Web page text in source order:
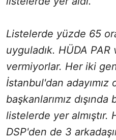
Listelerde yüzde 65
uyguladık. HÜDA
vermiyorlar. Her iki
İstanbul'dan
başkanlarımız dışında
listelerde yer almıştır.
DSP'den de 3